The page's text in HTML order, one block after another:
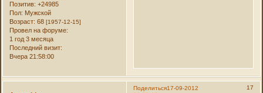
Позитив: +24985
Пол: Мужской
Возраст: 68[1957-12-15]
Провел на форуме:
1 год 3 месяца
Последний визит:
Вчера 21:58:00
Поделиться 17
17-09-2012